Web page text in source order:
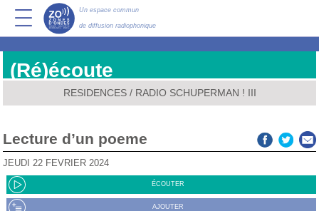
Un espace commun
de diffusion radiophonique
(Ré)écoute
RESIDENCES/ RADIO SCHUPERMAN ! III
Lecture d’un poeme
JEUDI 22 FÉVRIER 2024
ÉCOUTER
AJOUTER